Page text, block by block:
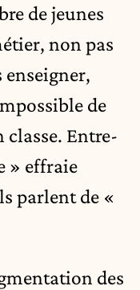
de jeunes
non pas
enseigner,
de
Entre-
» effraie
parlent de «
des